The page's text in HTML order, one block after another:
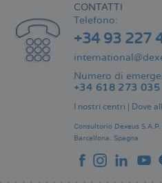
CONTATTI
Telefono:
+34 93 227
Numero di
+34 618 273 035
I nostri centri | Dove
Consultorio Dexeus S.A.P.
Barcellona. Spagna